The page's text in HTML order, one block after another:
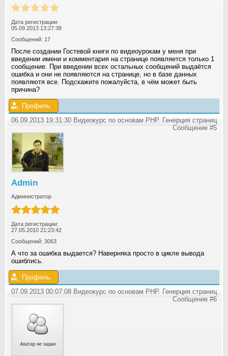
Дата регистрации:
05.09.2013 13:27:38
Сообщений: 17
После создании Гостевой книги по видеоурокам у меня при
введении имени и комментария на странице появляется только 1
сообщение. При введении всех остальных сообщений выдаётся
ошибка и они не появляются на странице, но в базе данных
появляютя все. Подскажите пожалуйста, в чём может быть
причина?
Профиль
06.09.2013 19:31:30 Видеокурс по основам PHP. Генерция страниц
Сообщение #5
Admin
Администратор
Дата регистрации:
27.05.2010 21:23:42
Сообщений: 3063
А что за ошибка выдается? Наверняка просто в цикле вывода
ошиблись.
Профиль
07.09.2013 00:07:08 Видеокурс по основам PHP. Генерция страниц
Сообщение #6